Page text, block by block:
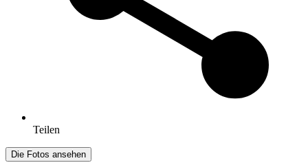
Teilen
Die Fotos ansehen